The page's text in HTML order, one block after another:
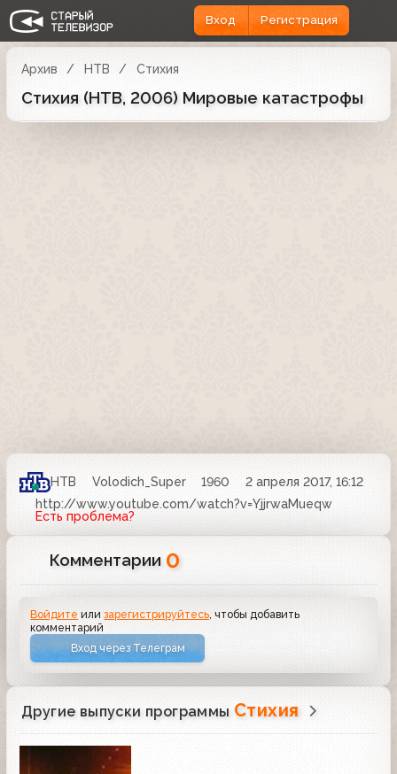
Вход Регистрация
Архив НТВ Стихия
Стихия (НТВ, 2006) Мировые катастрофы
НТВ Volodich_Super 1960
2 апреля 2017, 16:12
http://www.youtube.com/watch?v=YjjrwaMueqw
Есть проблема?
Комментарии 0
Войдите илизарегистрируйтесь , чтобы добавить
комментарий
Вход через Телеграм
Другие выпуски программы Стихия